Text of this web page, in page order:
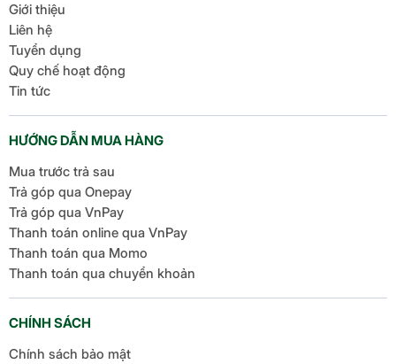
Giới thiệu
Liên hệ
Tuyển dụng
Quy chế hoạt động
Tin tức
HƯỚNG DẪN MUA HÀNG
Mua trước trả sau
Trả góp qua Onepay
Trả góp qua VnPay
Thanh toán online qua VnPay
Thanh toán qua Momo
Thanh toán qua chuyển khoản
CHÍNH SÁCH
Chính sách bảo mật